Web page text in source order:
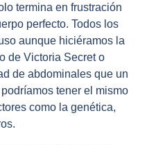
termina en frustración
perfecto. Todos los
aunque hiciéramos la
de Victoria Secret o
de abdominales que un
tener el mismo
como la genética,